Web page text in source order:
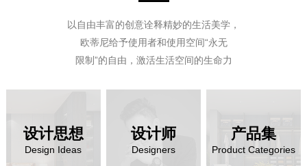
以自由丰富的创意诠释精妙的生活美学，
欧蒂尼给予使用者和使用空间“永无
限制”的自由，激活生活空间的生命力
设计思想
Design Ideas
设计师
Designers
产品集
Product Categories